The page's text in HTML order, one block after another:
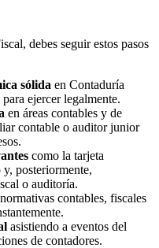
debes seguir estos pasos
sólida en Contaduría
ejercer legalmente.
en áreas contables y de
contable o auditor junior
como la tarjeta
posteriormente,
o auditoría.
contables, fiscales
asistiendo a eventos del
de contadores.